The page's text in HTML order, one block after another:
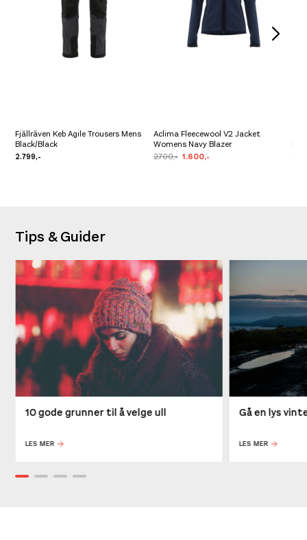
Fjällräven Keb Agile Trousers Mens
Black/Black
2.799,-
Aclima Fleecewool V2 Jacket
Womens Navy Blazer
2.700,- 1.600,-
Tips & Guider
10 gode grunner til å velge ull
LES MER
Gå en lys
LES MER